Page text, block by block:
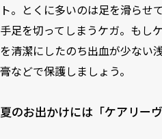
ト。とくに多いのは足を滑らせ
手足を切ってしまうケガ。もし
を清潔にしたのち出血が少ない
膏などで保護しましょう。
夏のお出かけには「ケアリー